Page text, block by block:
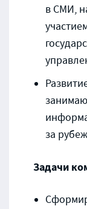
в СМИ,
за
Задачи